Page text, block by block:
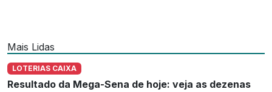
Mais Lidas
LOTERIAS CAIXA
Resultado da Mega-Sena de hoje: veja as dezenas